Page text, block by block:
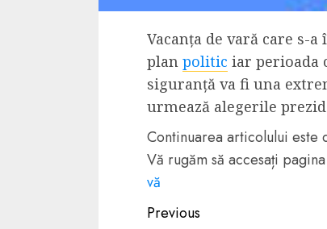
Vacanța de vară care s-
plan politic iar perioada
siguranță va fi una
urmează alegerile
Continuarea articolului
Vă rugăm să accesați pagina
vă
Continue
Previous
cadre
ALEXANDRU S. MAY